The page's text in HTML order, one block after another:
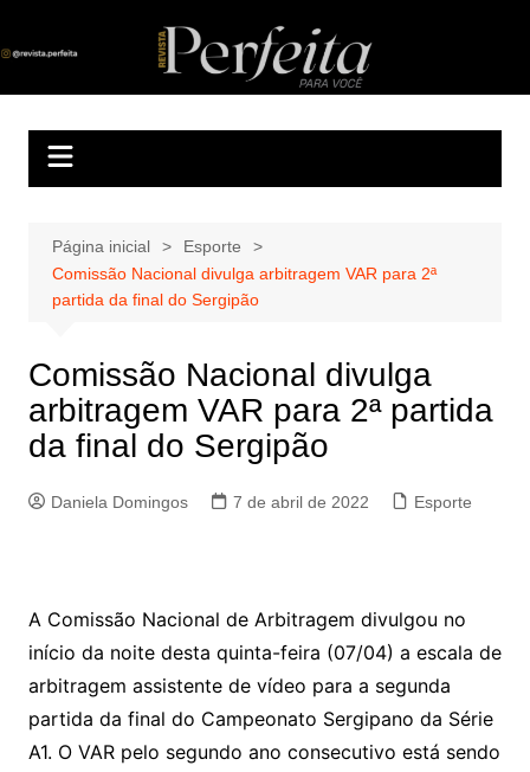
Revista Perfeita
A melhor revista eletrônica do interior de Sergipe
Página inicial
Esporte
Comissão Nacional divulga arbitragem VAR para 2ª
partida da final do Sergipão
Comissão Nacional divulga
arbitragem VAR para 2ª partida
da final do Sergipão
Daniela Domingos 7 de abril de 2022 Esporte
A Comissão Nacional de Arbitragem divulgou no
início da noite desta quinta-feira (07/04) a escala de
arbitragem assistente de vídeo para a segunda
partida da final do Campeonato Sergipano da Série
A1. O VAR pelo segundo ano consecutivo está sendo